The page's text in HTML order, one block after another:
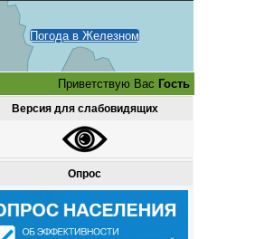
Погода в Железном
Приветствую Вас Гость
Версия для слабовидящих
Опрос